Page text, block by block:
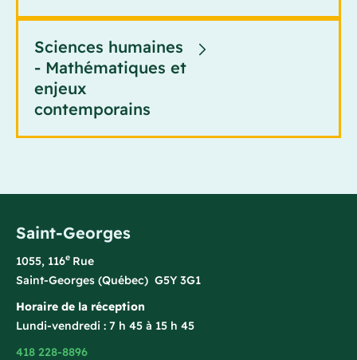
Sciences humaines
- Mathématiques et
enjeux
contemporains
Saint-Georges
1055, 116e Rue
Saint-Georges (Québec) G5Y 3G1
Horaire de la réception
Lundi-vendredi : 7 h 45 à 15 h 45
418 228-8896